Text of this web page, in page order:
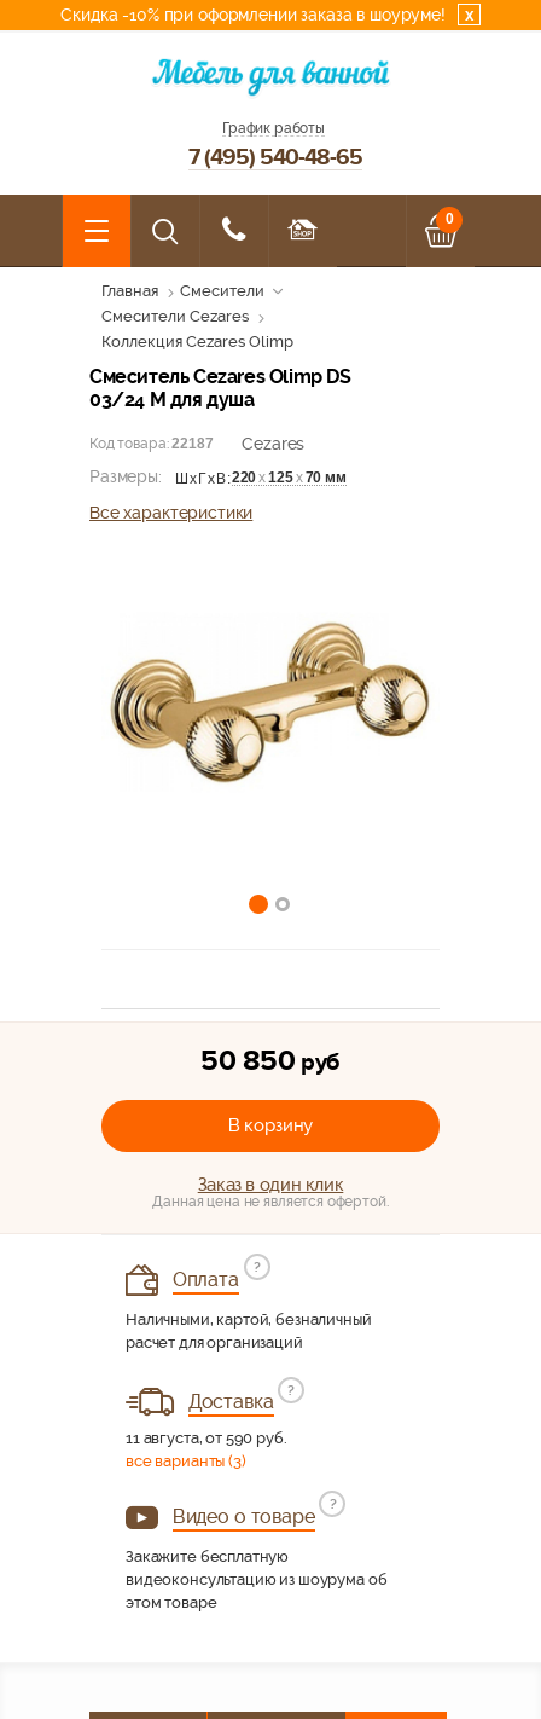
Скидка -10% при оформлении заказа в шоуруме! x
График работы
7 (495) 540-48-65
0
Главная
Смесители
Смесители Cezares
Коллекция Cezares Olimp
Смеситель Cezares Olimp DS
03/24 M для душа
Код товара: 22187
Cezares
Размеры:
ШхГхВ:220х125х70 мм
Все характеристики
50 850 руб
В корзину
Заказ в один клик
Данная цена не является офертой.
Оплата
?
Наличными, картой, безналичный
расчет для организаций
Доставка
?
11 августа, от 590 руб.
все варианты (3)
Видео о товаре
?
Закажите бесплатную
видеоконсультацию из шоурума об
этом товаре